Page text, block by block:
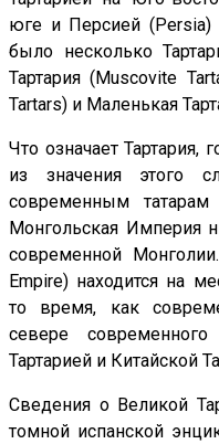
юге и Персией
было несколько
Тартария (Muscovite
Tartars) и Маленькая
Что означает Тартария,
из значения этого
современным
Монгольская Империя
современной
Empire) находится на
то время, как
севере
Тартарией и Китайской
Сведения о Великой
томной испанской